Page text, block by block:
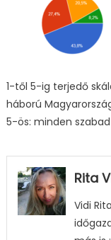
1-től 5-ig terjedő
háború
5-ös: minden
Rita
Vidi